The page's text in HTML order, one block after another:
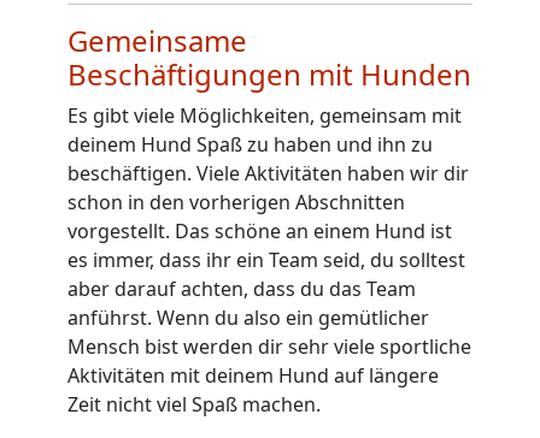
Gemeinsame
Beschäftigungen mit Hunden
Es gibt viele Möglichkeiten, gemeinsam mit
deinem Hund Spaß zu haben und ihn zu
beschäftigen. Viele Aktivitäten haben wir dir
schon in den vorherigen Abschnitten
vorgestellt. Das schöne an einem Hund ist
es immer, dass ihr ein Team seid, du solltest
aber darauf achten, dass du das Team
anführst. Wenn du also ein gemütlicher
Mensch bist werden dir sehr viele sportliche
Aktivitäten mit deinem Hund auf längere
Zeit nicht viel Spaß machen.